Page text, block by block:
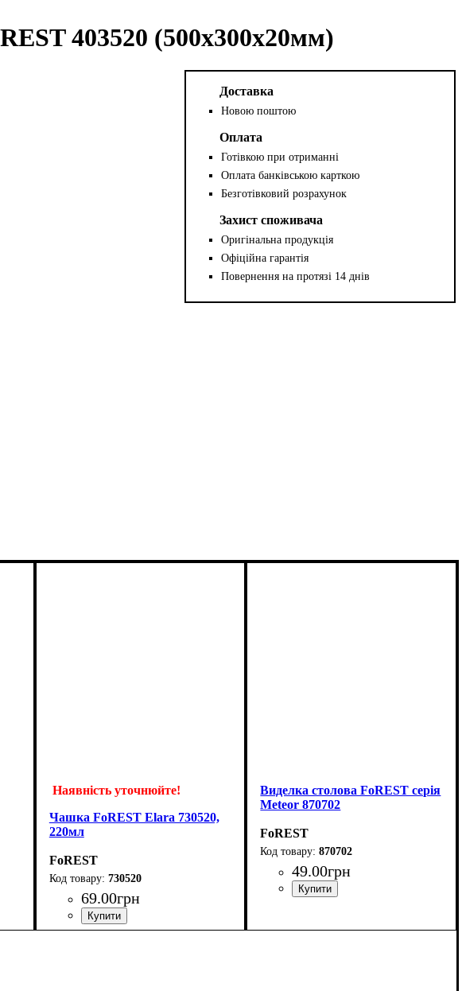
403520 (500x300x20мм)
Доставка
Новою поштою
Оплата
Готівкою при отриманні
Оплата банківською карткою
Безготівковий розрахунок
Захист споживача
Оригінальна продукція
Офіційна гарантія
Повернення на протязі 14 днів
Наявність уточнюйте!
Чашка FoREST Elara 730520,
220мл
FoREST
730520
69.00грн
Виделка столова FoREST серія
Meteor 870702
FoREST
870702
49.00грн